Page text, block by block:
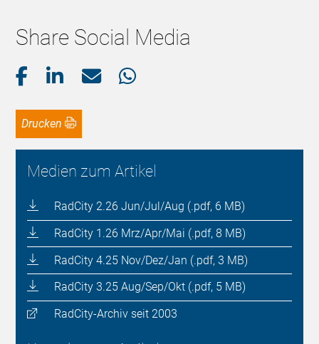
Share Social Media
Drucken
Medien zum Artikel
RadCity 2.26 Jun/Jul/Aug (.pdf, 6 MB)
RadCity 1.26 Mrz/Apr/Mai (.pdf, 8 MB)
RadCity 4.25 Nov/Dez/Jan (.pdf, 3 MB)
RadCity 3.25 Aug/Sep/Okt (.pdf, 5 MB)
RadCity-Archiv seit 2003